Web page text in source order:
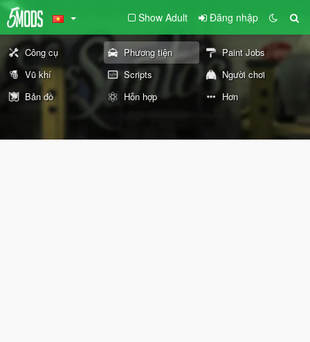
Show Adult Đăng nhập
Công cụ Phương tiện
Paint Jobs
Vũ khí
Scripts
Người chơi
Bản đồ
Hỗn hợp Hơn